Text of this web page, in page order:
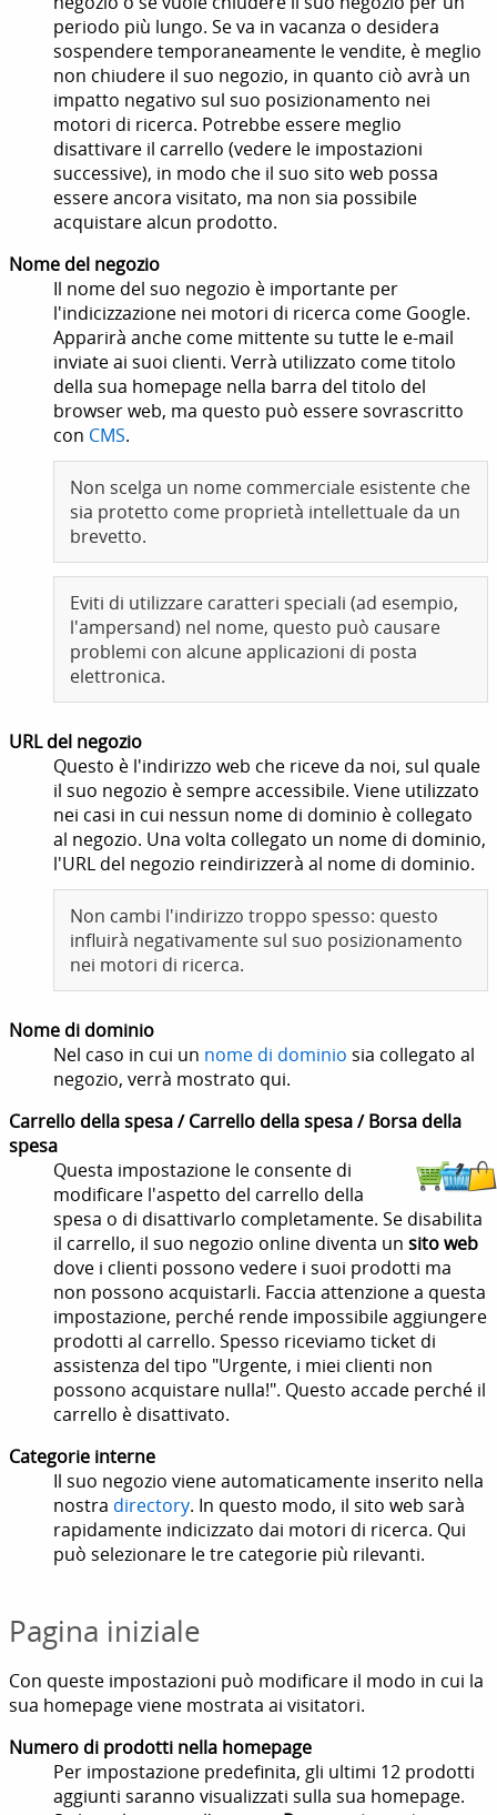
periodo più lungo. Se va in vacanza o desidera
sospendere temporaneamente le vendite, è meglio
non chiudere il suo negozio, in quanto ciò avrà un
impatto negativo sul suo posizionamento nei
motori di ricerca. Potrebbe essere meglio
disattivare il carrello (vedere le impostazioni
successive), in modo che il suo sito web possa
essere ancora visitato, ma non sia possibile
acquistare alcun prodotto.
Nome del negozio
Il nome del suo negozio è importante per
l'indicizzazione nei motori di ricerca come Google.
Apparirà anche come mittente su tutte le e-mail
inviate ai suoi clienti. Verrà utilizzato come titolo
della sua homepage nella barra del titolo del
browser web, ma questo può essere sovrascritto
con CMS.
Non scelga un nome commerciale esistente che
sia protetto come proprietà intellettuale da un
brevetto.
Eviti di utilizzare caratteri speciali (ad esempio,
l'ampersand) nel nome, questo può causare
problemi con alcune applicazioni di posta
elettronica.
URL del negozio
Questo è l'indirizzo web che riceve da noi, sul quale
il suo negozio è sempre accessibile. Viene utilizzato
nei casi in cui nessun nome di dominio è collegato
al negozio. Una volta collegato un nome di dominio,
l'URL del negozio reindirizzerà al nome di dominio.
Non cambi l'indirizzo troppo spesso: questo
influirà negativamente sul suo posizionamento
nei motori di ricerca.
Nome di dominio
Nel caso in cui un nome di dominio sia collegato al
negozio, verrà mostrato qui.
Carrello della spesa / Carrello della spesa / Borsa della
spesa
Questa impostazione le consente di
modificare l'aspetto del carrello della
spesa o di disattivarlo completamente. Se disabilita
il carrello, il suo negozio online diventa un sito web
dove i clienti possono vedere i suoi prodotti ma
non possono acquistarli. Faccia attenzione a questa
impostazione, perché rende impossibile aggiungere
prodotti al carrello. Spesso riceviamo ticket di
assistenza del tipo "Urgente, i miei clienti non
possono acquistare nulla!". Questo accade perché il
carrello è disattivato.
Categorie interne
Il suo negozio viene automaticamente inserito nella
nostra directory. In questo modo, il sito web sarà
rapidamente indicizzato dai motori di ricerca. Qui
può selezionare le tre categorie più rilevanti.
Pagina iniziale
Con queste impostazioni può modificare il modo in cui la
sua homepage viene mostrata ai visitatori.
Numero di prodotti nella homepage
Per impostazione predefinita, gli ultimi 12 prodotti
aggiunti saranno visualizzati sulla sua homepage.